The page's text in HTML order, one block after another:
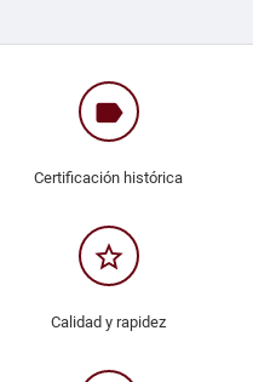
label
Certificación histórica
star_border
Calidad y rapidez